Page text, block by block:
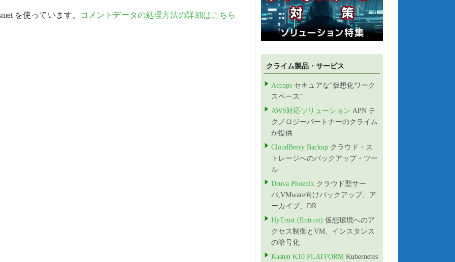
を使っています。
コメントデータの処理方法の詳細はこちら
クライム製品・サービス
Accops セキュアな”仮想化ワーク
スペース”
AWS対応ソリューション APN テ
クノロジーパートナーのクライム
が提供
CloudBerry Backup クラウド・ス
トレージへのバックアップ・ツー
ル
Druva Phoenix クラウド型サー
バ,VMware向けバックアップ、ア
ーカイブ、DR
HyTrust (Entrust) 仮想環境へのア
クセス制御とVM、インスタンス
の暗号化
Kasten K10 PLATFORM Kubernetes